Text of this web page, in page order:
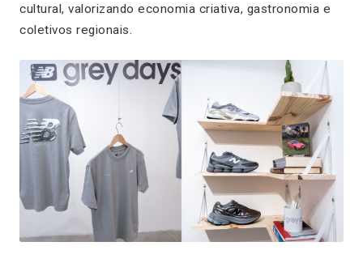
cultural, valorizando economia criativa, gastronomia e
coletivos regionais.